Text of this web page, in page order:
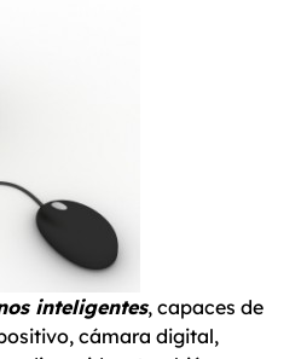
inteligentes, capaces de
cámara digital,